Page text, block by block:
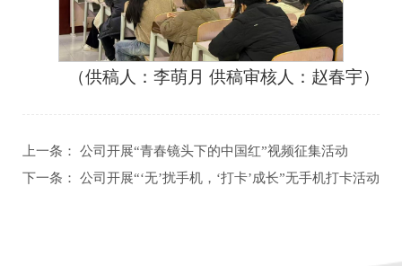
（供稿人：李萌月 供稿审核人：赵春宇）
上一条： 公司开展“青春镜头下的中国红”视频征集活动
下一条： 公司开展“‘无’扰手机，‘打卡’成长”无手机打卡活动